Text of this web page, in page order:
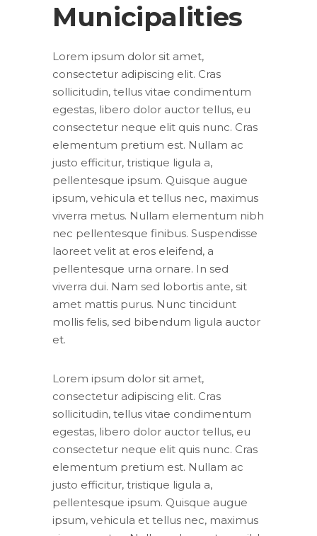
Municipalities
Lorem ipsum dolor sit amet,
consectetur adipiscing elit. Cras
sollicitudin, tellus vitae condimentum
egestas, libero dolor auctor tellus, eu
consectetur neque elit quis nunc. Cras
elementum pretium est. Nullam ac
justo efficitur, tristique ligula a,
pellentesque ipsum. Quisque augue
ipsum, vehicula et tellus nec, maximus
viverra metus. Nullam elementum nibh
nec pellentesque finibus. Suspendisse
laoreet velit at eros eleifend, a
pellentesque urna ornare. In sed
viverra dui. Nam sed lobortis ante, sit
amet mattis purus. Nunc tincidunt
mollis felis, sed bibendum ligula auctor
et.
Lorem ipsum dolor sit amet,
consectetur adipiscing elit. Cras
sollicitudin, tellus vitae condimentum
egestas, libero dolor auctor tellus, eu
consectetur neque elit quis nunc. Cras
elementum pretium est. Nullam ac
justo efficitur, tristique ligula a,
pellentesque ipsum. Quisque augue
ipsum, vehicula et tellus nec, maximus